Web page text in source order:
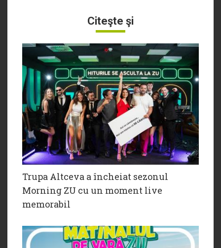
Citeşte şi
Trupa Altceva a încheiat sezonul
Morning ZU cu un moment live
memorabil